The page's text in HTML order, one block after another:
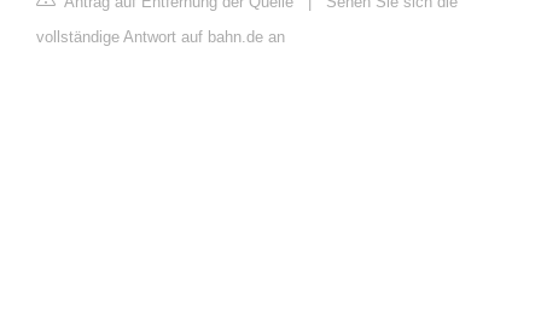
vollständige Antwort auf bahn.de an